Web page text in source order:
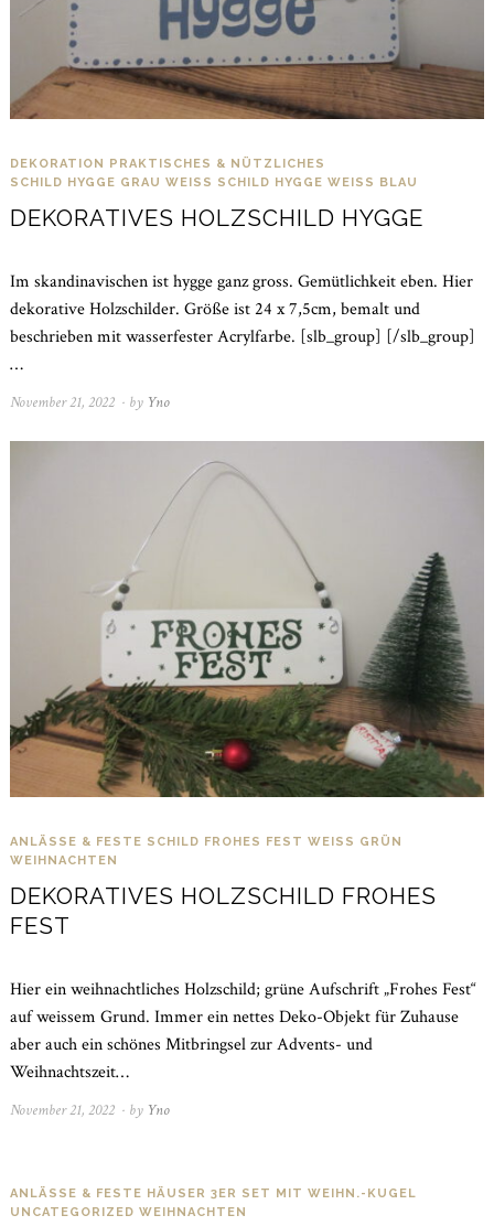
DEKORATION PRAKTISCHES & NÜTZLICHES
SCHILD HYGGE GRAU WEISS SCHILD HYGGE WEISS BLAU
DEKORATIVES HOLZSCHILD HYGGE
Im skandinavischen ist hygge ganz gross. Gemütlichkeit eben. Hier
dekorative Holzschilder. Größe ist 24 x 7,5cm, bemalt und
beschrieben mit wasserfester Acrylfarbe. [slb_group] [/slb_group]
…
November 21, 2022November
by Yno
ANLÄSSE & FESTE SCHILD FROHES FEST WEISS GRÜN
WEIHNACHTEN
DEKORATIVES HOLZSCHILD FROHES
FEST
Hier ein weihnachtliches Holzschild; grüne Aufschrift „Frohes Fest“
auf weissem Grund. Immer ein nettes Deko-Objekt für Zuhause
aber auch ein schönes Mitbringsel zur Advents- und
Weihnachtszeit…
November 21, 2022November
by Yno
ANLÄSSE & FESTE HÄUSER 3ER SET MIT WEIHN.-KUGEL
UNCATEGORIZED WEIHNACHTEN